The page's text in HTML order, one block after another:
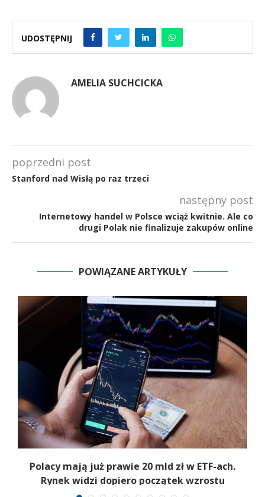
UDOSTĘPNIJ
AMELIA SUCHCICKA
poprzedni post
Stanford nad Wisłą po raz trzeci
następny post
Internetowy handel w Polsce wciąż kwitnie. Ale co
drugi Polak nie finalizuje zakupów online
POWIĄZANE ARTYKUŁY
Polacy mają już prawie 20 mld zł w ETF-ach.
Rynek widzi dopiero początek wzrostu